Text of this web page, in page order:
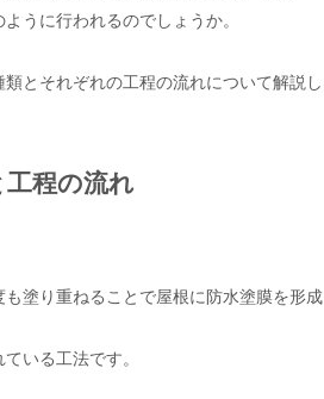
うに行われるのでしょうか。
とそれぞれの工程の流れについて解説し
程の流れ
塗り重ねることで屋根に防水塗膜を形成
いる工法です。